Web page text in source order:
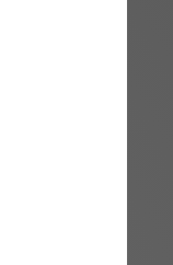
Umsätze,
eng